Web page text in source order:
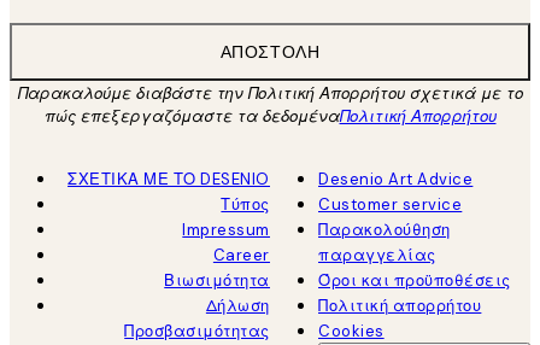
ΑΠΟΣΤΟΛΉ
Παρακαλούμε διαβάστε την Πολιτική Απορρήτου σχετικά με το
πώς επεξεργαζόμαστε τα δεδομέναΠολιτική Απορρήτου
ΣΧΕΤΙΚΑ ΜΕ ΤΟ DESENIO
Τύπος
Impressum
Career
Βιωσιμότητα
Δήλωση
Προσβασιμότητας
Desenio Art Advice
Customer service
Παρακολούθηση
παραγγελίας
Όροι και προϋποθέσεις
Πολιτική απορρήτου
Cookies